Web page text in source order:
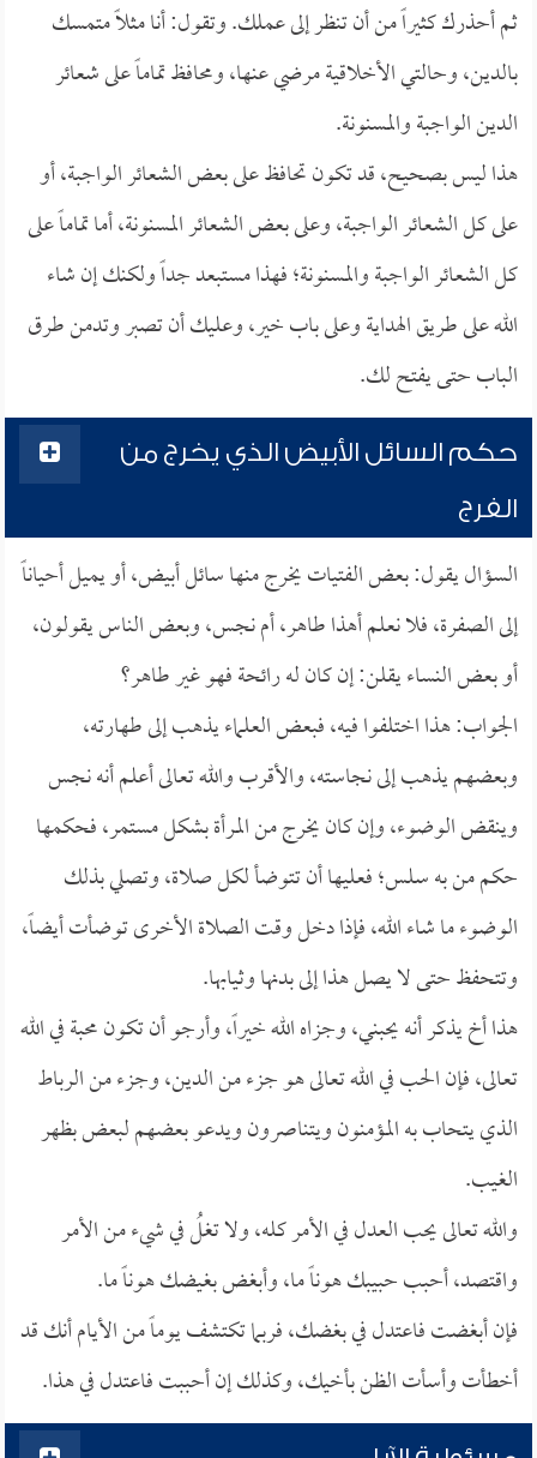
ثم أحذرك كثيراً من أن تنظر إلى عملك. وتقول: أنا مثلاً متمسك
بالدين، وحالتي الأخلاقية مرضي عنها، ومحافظ تماماً على شعائر
الدين الواجبة والمسنونة.
هذا ليس بصحيح، قد تكون تحافظ على بعض الشعائر الواجبة، أو
على كل الشعائر الواجبة، وعلى بعض الشعائر المسنونة، أما تماماً على
كل الشعائر الواجبة والمسنونة؛ فهذا مستبعد جداً ولكنك إن شاء
الله على طريق الهداية وعلى باب خير، وعليك أن تصبر وتدمن طرق
الباب حتى يفتح لك.
حكم السائل الأبيض الذي يخرج من
الفرج
السؤال يقول: بعض الفتيات يخرج منها سائل أبيض، أو يميل أحياناً
إلى الصفرة، فلا نعلم أهذا طاهر، أم نجس، وبعض الناس يقولون،
أو بعض النساء يقلن: إن كان له رائحة فهو غير طاهر؟
الجواب: هذا اختلفوا فيه، فبعض العلماء يذهب إلى طهارته،
وبعضهم يذهب إلى نجاسته، والأقرب والله تعالى أعلم أنه نجس
وينقض الوضوء، وإن كان يخرج من المرأة بشكل مستمر، فحكمها
حكم من به سلس؛ فعليها أن تتوضأ لكل صلاة، وتصلي بذلك
الوضوء ما شاء الله، فإذا دخل وقت الصلاة الأخرى توضأت أيضاً،
وتتحفظ حتى لا يصل هذا إلى بدنها وثيابها.
هذا أخ يذكر أنه يحبني، وجزاه الله خيراً، وأرجو أن تكون محبة في الله
تعالى، فإن الحب في الله تعالى هو جزء من الدين، وجزء من الرباط
الذي يتحاب به المؤمنون ويتناصرون ويدعو بعضهم لبعض بظهر
الغيب.
والله تعالى يحب العدل في الأمر كله، ولا تغلُ في شيء من الأمر
واقتصد، أحبب حبيبك هوناً ما، وأبغض بغيضك هوناً ما.
فإن أبغضت فاعتدل في بغضك، فربما تكتشف يوماً من الأيام أنك قد
أخطأت وأسأت الظن بأخيك، وكذلك إن أحببت فاعتدل في هذا.